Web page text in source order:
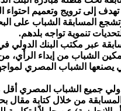
إلى ترويج وتعميم
وتشجع المسابقة الشباب على
تنموية تواجه بلدهم.
عبر مكتب البنك الدولي
الشباب من إبداء الرأي،
يصنعها الشباب المصري